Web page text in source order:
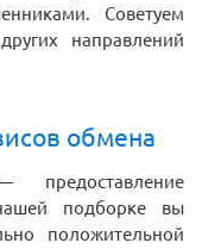
Советуем
направлений
обмена
подборке вы
положительной